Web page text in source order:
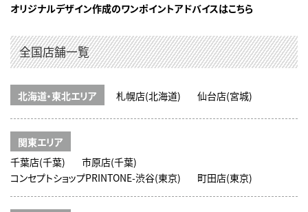
オリジナルデザイン作成のワンポイントアドバイスはこちら
全国店舗一覧
北海道・東北エリア 札幌店(北海道) 仙台店(宮城)
関東エリア
千葉店(千葉)
市原店(千葉)
コンセプトショップPRINTONE-渋谷(東京)
町田店(東京)